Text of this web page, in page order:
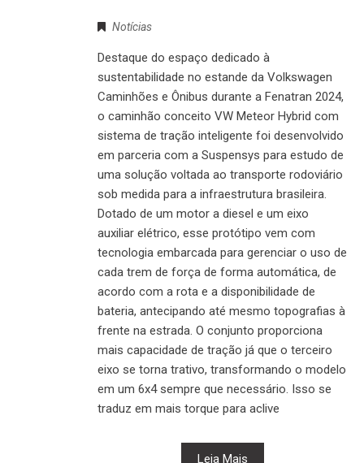
Notícias
Destaque do espaço dedicado à
sustentabilidade no estande da Volkswagen
Caminhões e Ônibus durante a Fenatran 2024,
o caminhão conceito VW Meteor Hybrid com
sistema de tração inteligente foi desenvolvido
em parceria com a Suspensys para estudo de
uma solução voltada ao transporte rodoviário
sob medida para a infraestrutura brasileira.
Dotado de um motor a diesel e um eixo
auxiliar elétrico, esse protótipo vem com
tecnologia embarcada para gerenciar o uso de
cada trem de força de forma automática, de
acordo com a rota e a disponibilidade de
bateria, antecipando até mesmo topografias à
frente na estrada. O conjunto proporciona
mais capacidade de tração já que o terceiro
eixo se torna trativo, transformando o modelo
em um 6x4 sempre que necessário. Isso se
traduz em mais torque para aclive
Leia Mais